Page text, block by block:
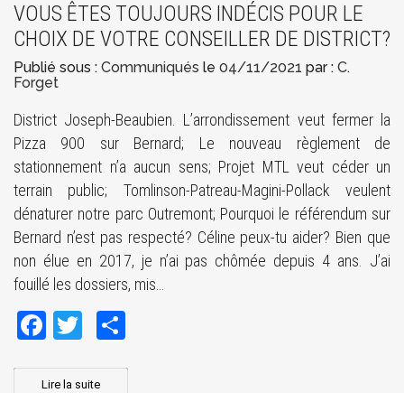
VOUS ÊTES TOUJOURS INDÉCIS POUR LE
CHOIX DE VOTRE CONSEILLER DE DISTRICT?
Publié sous : Communiqués le 04/11/2021 par : C.
Forget
District Joseph-Beaubien. L’arrondissement veut fermer la
Pizza 900 sur Bernard; Le nouveau règlement de
stationnement n’a aucun sens; Projet MTL veut céder un
terrain public; Tomlinson-Patreau-Magini-Pollack veulent
dénaturer notre parc Outremont; Pourquoi le référendum sur
Bernard n’est pas respecté? Céline peux-tu aider? Bien que
non élue en 2017, je n’ai pas chômée depuis 4 ans. J’ai
fouillé les dossiers, mis…
FacebookTwitter
Lire la suite